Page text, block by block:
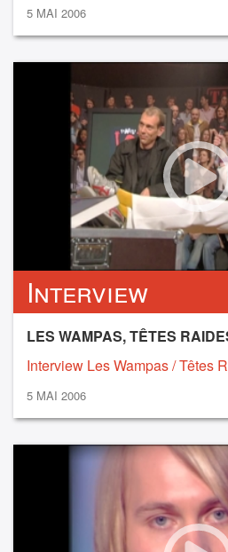
5 MAI 2006
Interview
LES WAMPAS, TÊTES
Interview Les Wampas / Têtes
5 MAI 2006